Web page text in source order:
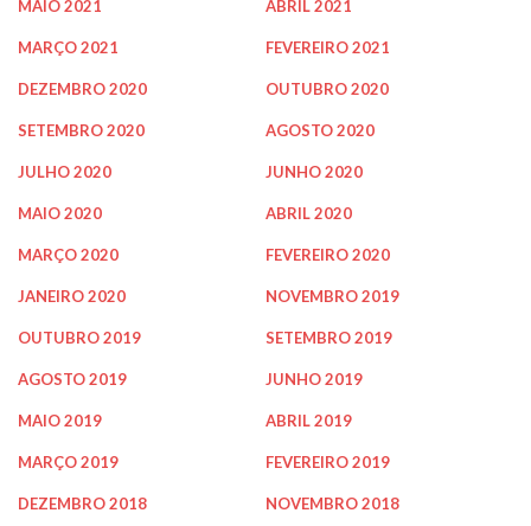
MAIO 2021 ABRIL 2021
MARÇO 2021 FEVEREIRO 2021
DEZEMBRO 2020 OUTUBRO 2020
SETEMBRO 2020 AGOSTO 2020
JULHO 2020 JUNHO 2020
MAIO 2020 ABRIL 2020
MARÇO 2020 FEVEREIRO 2020
JANEIRO 2020 NOVEMBRO 2019
OUTUBRO 2019 SETEMBRO 2019
AGOSTO 2019 JUNHO 2019
MAIO 2019 ABRIL 2019
MARÇO 2019 FEVEREIRO 2019
DEZEMBRO 2018 NOVEMBRO 2018